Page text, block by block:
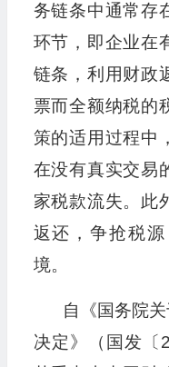
务链条中通常存
环节，即企业在
链条，利用财政
票而全额纳税的
策的适用过程中
在没有真实交易
家税款流失。此
返还，争抢税
境。
自《国务院
决定》（国发〔